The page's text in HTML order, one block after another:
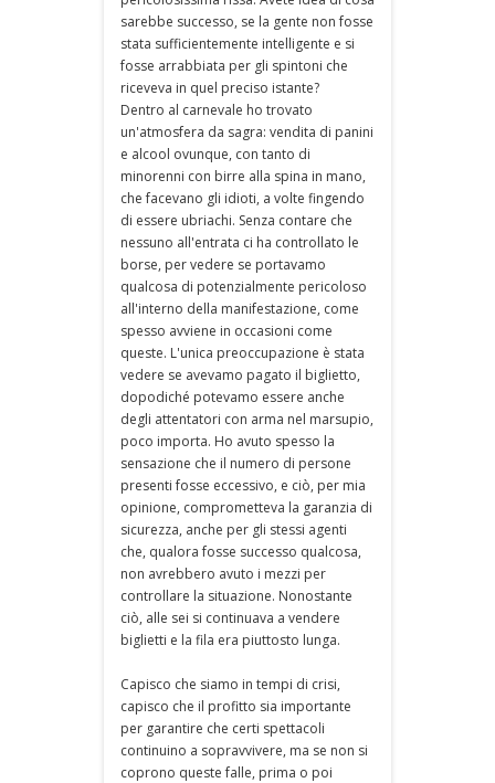
sarebbe successo, se la gente non fosse
stata sufficientemente intelligente e si
fosse arrabbiata per gli spintoni che
riceveva in quel preciso istante?
Dentro al carnevale ho trovato
un'atmosfera da sagra: vendita di panini
e alcool ovunque, con tanto di
minorenni con birre alla spina in mano,
che facevano gli idioti, a volte fingendo
di essere ubriachi. Senza contare che
nessuno all'entrata ci ha controllato le
borse, per vedere se portavamo
qualcosa di potenzialmente pericoloso
all'interno della manifestazione, come
spesso avviene in occasioni come
queste. L'unica preoccupazione è stata
vedere se avevamo pagato il biglietto,
dopodiché potevamo essere anche
degli attentatori con arma nel marsupio,
poco importa. Ho avuto spesso la
sensazione che il numero di persone
presenti fosse eccessivo, e ciò, per mia
opinione, comprometteva la garanzia di
sicurezza, anche per gli stessi agenti
che, qualora fosse successo qualcosa,
non avrebbero avuto i mezzi per
controllare la situazione. Nonostante
ciò, alle sei si continuava a vendere
biglietti e la fila era piuttosto lunga.
Capisco che siamo in tempi di crisi,
capisco che il profitto sia importante
per garantire che certi spettacoli
continuino a sopravvivere, ma se non si
coprono queste falle, prima o poi